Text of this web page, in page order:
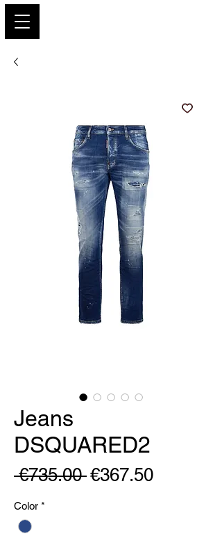
Jeans
DSQUARED2
€735.00 Regular
€367.50Sale
Color *